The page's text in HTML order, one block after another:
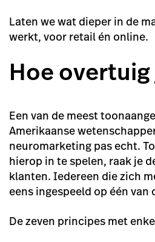
Laten we wat dieper in de
werkt, voor retail én online.
Hoe
Een van de meest
Amerikaanse
neuromarketing pas echt.
hierop in te spelen, raak je
klanten. Iedereen die zich
eens ingespeeld op één
De zeven principes met